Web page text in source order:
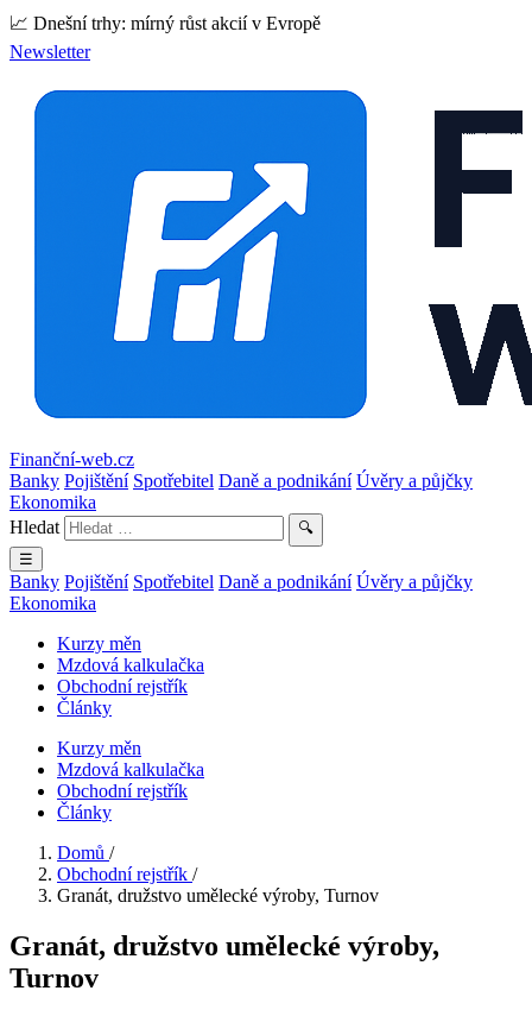
📈 Dnešní trhy: mírný růst akcií v Evropě
Newsletter
Finanční-web.cz
Banky Pojištění Spotřebitel Daně a podnikání Úvěry a půjčky
Ekonomika
Hledat
🔍
☰
Banky Pojištění Spotřebitel Daně a podnikání Úvěry a půjčky
Ekonomika
Kurzy měn
Mzdová kalkulačka
Obchodní rejstřík
Články
Kurzy měn
Mzdová kalkulačka
Obchodní rejstřík
Články
Domů /
Obchodní rejstřík /
Granát, družstvo umělecké výroby, Turnov
Granát, družstvo umělecké výroby,
Turnov